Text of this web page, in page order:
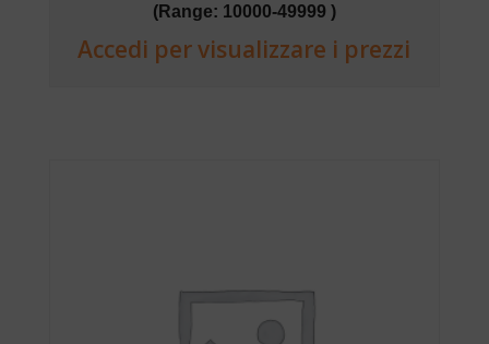
(Range: 10000-49999 )
Accedi per visualizzare i prezzi